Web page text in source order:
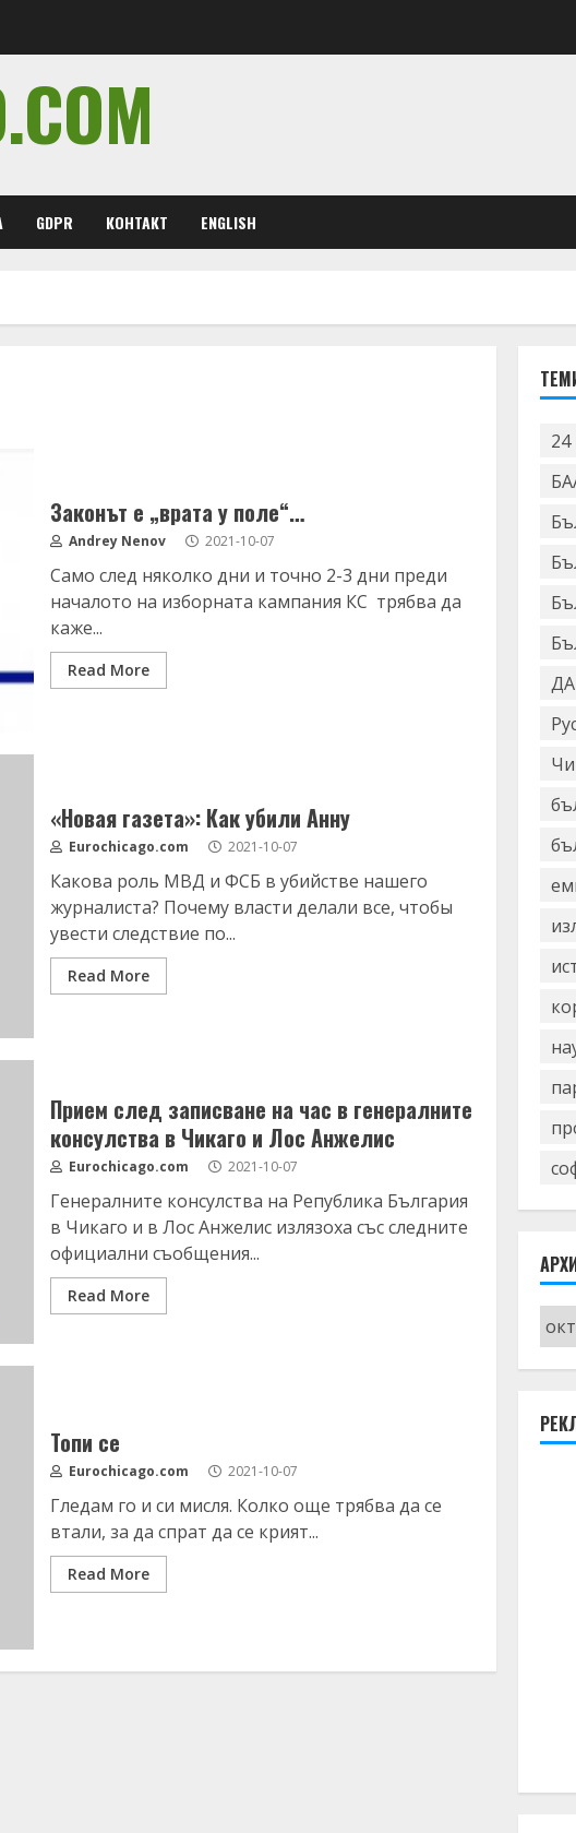
GDPR КОНТАКТ ENGLISH
Законът е „врата у поле“…
Andrey Nenov 2021-10-07
Само след няколко дни и точно 2-3 дни преди
началото на изборната кампания КС трябва да
каже...
Read More
«Новая газета»: Как убили Анну
Eurochicago.com 2021-10-07
Какова роль МВД и ФСБ в убийстве нашего
журналиста? Почему власти делали все, чтобы
увести следствие по...
Read More
Прием след записване на час в генералните
консулства в Чикаго и Лос Анжелис
Eurochicago.com 2021-10-07
Генералните консулства на Република България
в Чикаго и в Лос Анжелис излязоха със следните
официални съобщения...
Read More
Топи се
Eurochicago.com 2021-10-07
Гледам го и си мисля. Колко още трябва да се
втали, за да спрат да се крият...
Read More